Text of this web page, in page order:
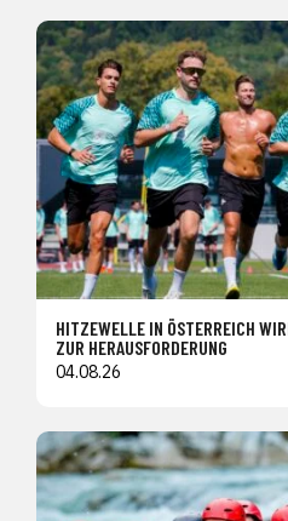
HITZEWELLE IN ÖSTERREICH
ZUR HERAUSFORDERUNG
04.08.26